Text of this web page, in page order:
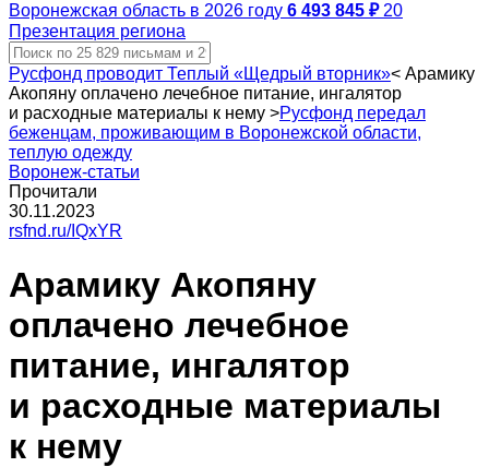
Воронежская область в 2026 году 6 493 845 ₽ 20
Презентация региона
Русфонд проводит Теплый «Щедрый вторник»< Арамику
Акопяну оплачено лечебное питание, ингалятор
и расходные материалы к нему >Русфонд передал
беженцам, проживающим в Воронежской области,
теплую одежду
Воронеж-статьи
Прочитали
30.11.2023
rsfnd.ru/IQxYR
Арамику Акопяну
оплачено лечебное
питание, ингалятор
и расходные материалы
к нему